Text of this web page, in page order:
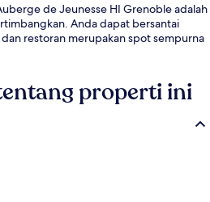
de Jeunesse HI Grenoble adalah
Anda dapat bersantai
restoran merupakan spot sempurna
properti ini